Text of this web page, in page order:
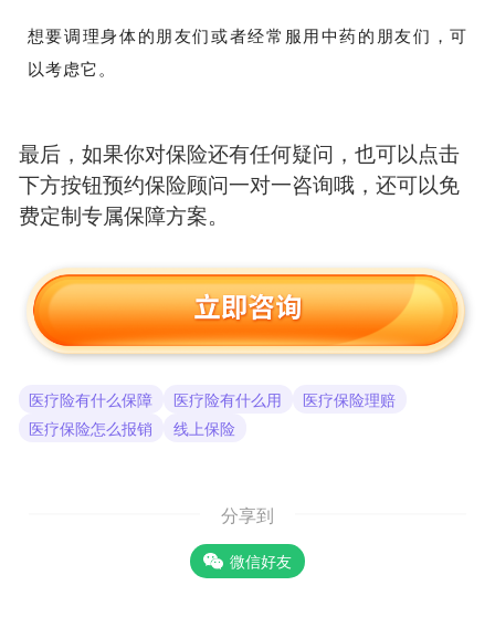
想要调理身体的朋友们或者经常服用中药的朋友们，可
以考虑它。
最后，如果你对保险还有任何疑问，也可以点击
下方按钮预约保险顾问一对一咨询哦，还可以免
费定制专属保障方案。
医疗险有什么保障 医疗险有什么用
医疗保险理赔
医疗保险怎么报销
线上保险
分享到
微信好友